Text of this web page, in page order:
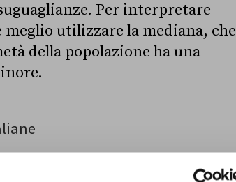
Per interpretare
meglio utilizzare la mediana, che
della popolazione ha una